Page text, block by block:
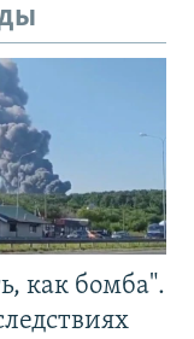
как бомба".